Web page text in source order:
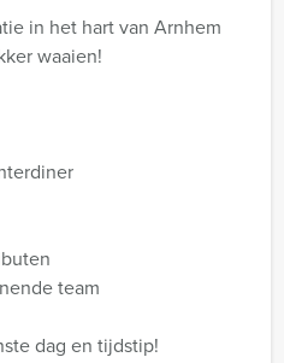
in het hart van Arnhem
waaien!
team
dag en tijdstip!